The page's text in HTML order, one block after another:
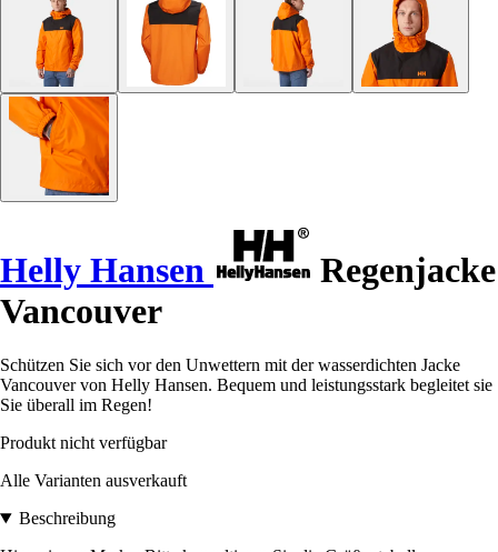
Helly Hansen
Regenjacke
Vancouver
Schützen Sie sich vor den Unwettern mit der wasserdichten Jacke
Vancouver von Helly Hansen. Bequem und leistungsstark begleitet sie
Sie überall im Regen!
Produkt nicht verfügbar
Alle Varianten ausverkauft
Beschreibung